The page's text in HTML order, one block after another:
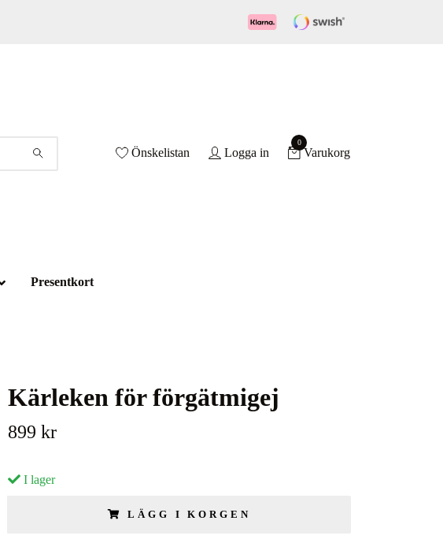
Önskelistan Logga in
0
Varukorg
Presentkort
Kärleken för förgätmigej
899 kr
I lager
LÄGG I KORGEN